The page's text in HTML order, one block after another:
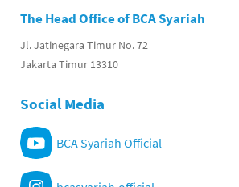
The Head Office of BCA Syariah
Jl. Jatinegara Timur No. 72
Jakarta Timur 13310
Social Media
BCA Syariah Official